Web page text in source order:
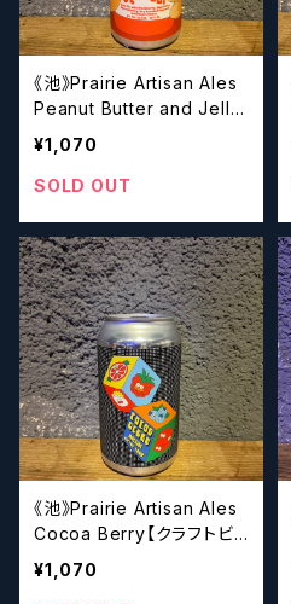
《池》Prairie Artisan Ales
Peanut Butter and Jelly
Squeeze【クラフトビール】
¥1,070
SOLD OUT
《池》Prairie Artisan Ales
Cocoa Berry【クラフトビ
ール】
¥1,070